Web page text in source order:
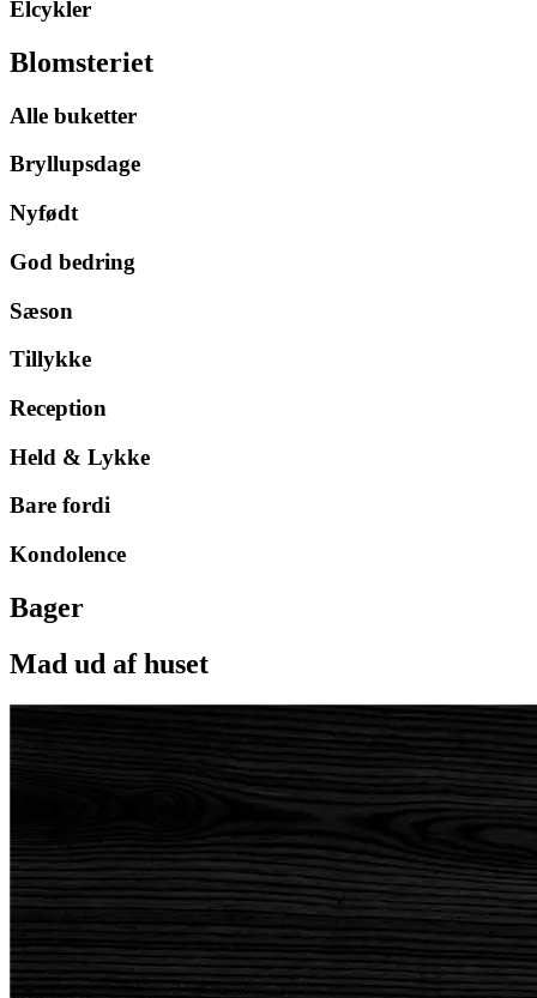
Elcykler
Blomsteriet
Alle buketter
Bryllupsdage
Nyfødt
God bedring
Sæson
Tillykke
Reception
Held & Lykke
Bare fordi
Kondolence
Bager
Mad ud af huset